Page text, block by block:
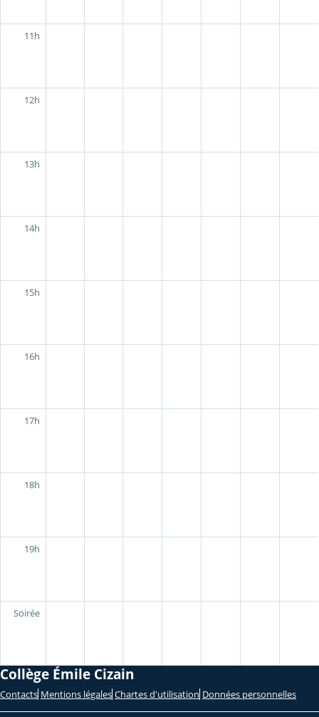
11h
12h
13h
14h
15h
16h
17h
18h
19h
Soirée
Collège Émile Cizain
Contacts Mentions légales Chartes d'utilisation Données personnelles